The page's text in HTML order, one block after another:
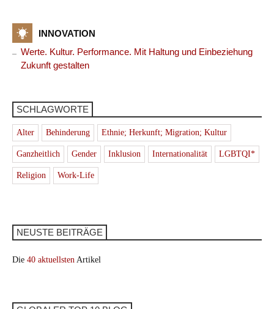
INNOVATION
Werte. Kultur. Performance. Mit Haltung und Einbeziehung
Zukunft gestalten
SCHLAGWORTE
Alter Behinderung Ethnie; Herkunft; Migration; Kultur
Ganzheitlich Gender Inklusion Internationalität LGBTQI*
Religion Work-Life
NEUSTE BEITRÄGE
Die 40 aktuellsten Artikel